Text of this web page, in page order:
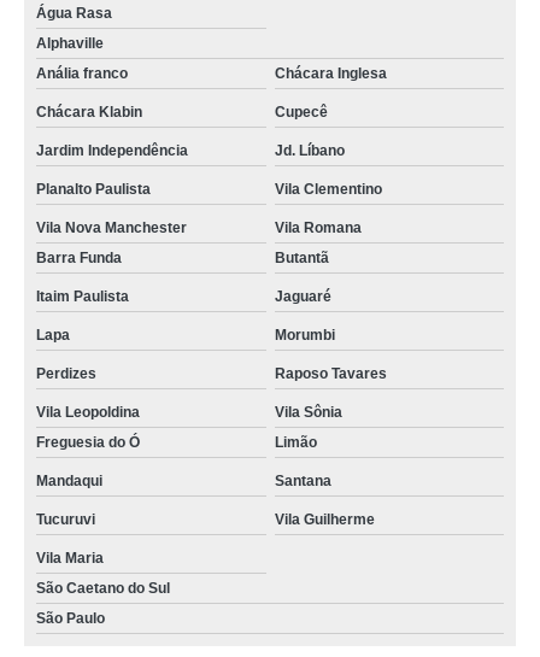
Água Rasa
Alphaville
Anália franco
Chácara Inglesa
Chácara Klabin Cupecê
Jardim Independência Jd. Líbano
Planalto Paulista Vila Clementino
Vila Nova Manchester
Vila Romana
Barra Funda
Butantã
Itaim Paulista Jaguaré
Lapa Morumbi
Perdizes Raposo Tavares
Vila Leopoldina
Vila Sônia
Freguesia do Ó
Limão
Mandaqui Santana
Tucuruvi Vila Guilherme
Vila Maria
São Caetano do Sul
São Paulo